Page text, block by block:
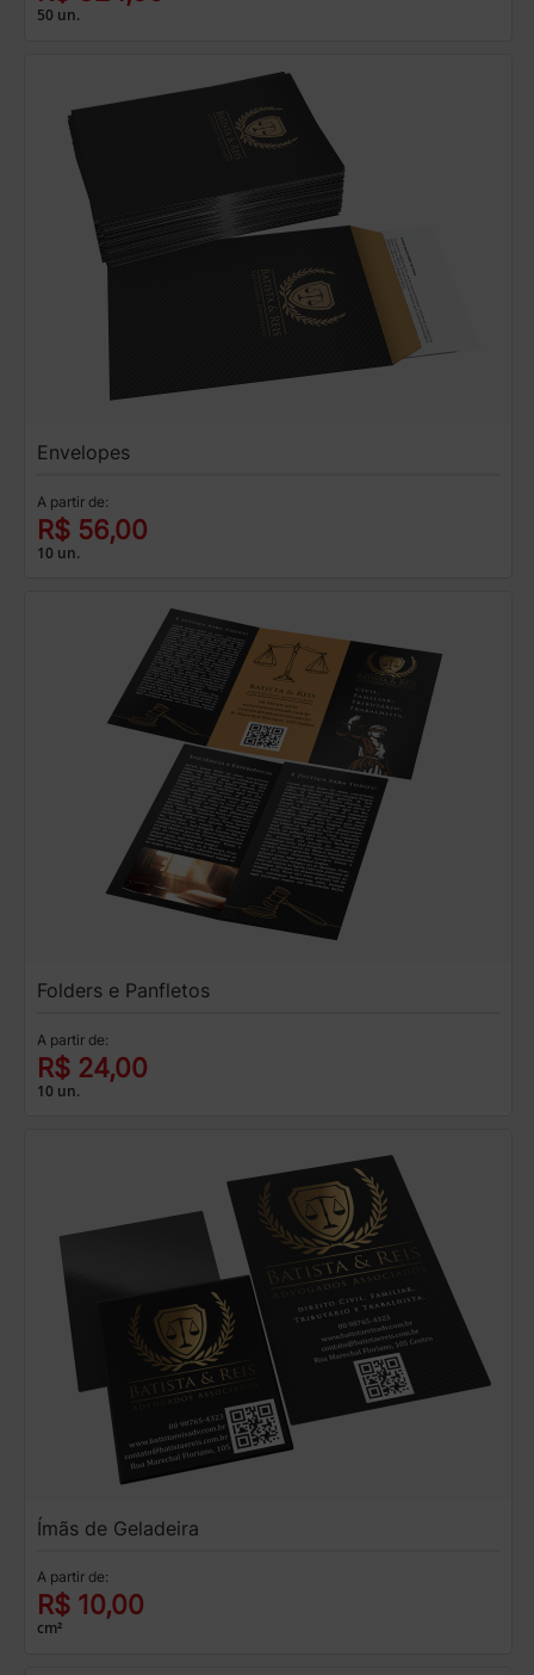
50 un.
Envelopes
A partir de:
R$ 56,00
10 un.
Folders e Panfletos
A partir de:
R$ 24,00
10 un.
Ímãs de Geladeira
A partir de:
R$ 10,00
cm²